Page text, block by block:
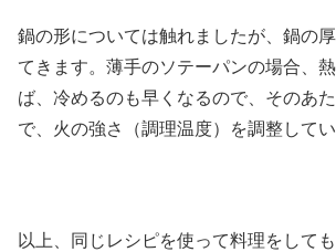
鍋の形については触れましたが、鍋の
てきます。薄手のソテーパンの場合、
ば、冷めるのも早くなるので、そのあ
で、火の強さ（調理温度）を調整してい
以上、同じレシピを使って料理をして